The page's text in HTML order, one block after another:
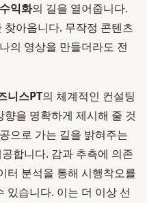
익화의 길을 열어줍니다.
아옵니다. 무작정 콘텐츠
의 영상을 만들더라도 전
니스PT의 체계적인 컨설팅
을 명확하게 제시해 줄 것
으로 가는 길을 밝혀주는
합니다. 감과 추측에 의존
터 분석을 통해 시행착오를
있습니다. 이는 더 이상 선